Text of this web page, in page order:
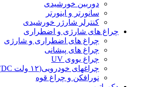
دوربین خورشیدی
سانورتر و اینورتر
کنترلر شارژر خورشیدی
چراغ های شارژی و اضطراری
چراغ های اضطراری و شارژی
چراغ های پیشانی
چراغ یووی UV
چراغهای خودرویی(۱۲ ولت DC)
نورافکن و چراغ قوه